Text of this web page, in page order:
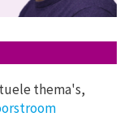
thema's,